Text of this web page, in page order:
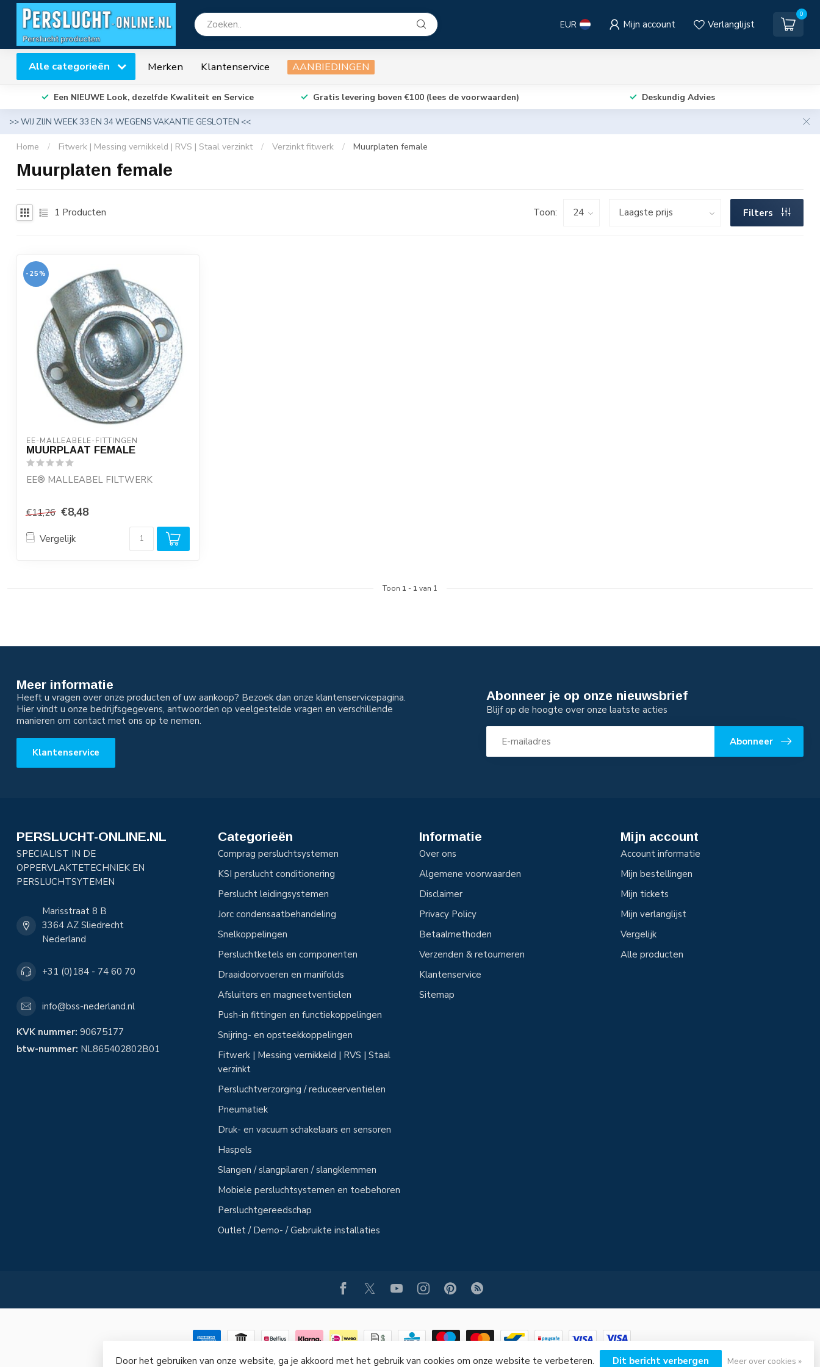
EUR Mijn account Verlanglijst
0
Alle categorieën Merken Klantenservice AANBIEDINGEN
Een NIEUWE Look, dezelfde Kwaliteit en Service Gratis levering boven €100 (lees de voorwaarden) Deskundig Advies
>> WIJ ZIJN WEEK 33 EN 34 WEGENS VAKANTIE GESLOTEN <<
Home / Fitwerk | Messing vernikkeld | RVS | Staal verzinkt / Verzinkt fitwerk / Muurplaten female
Muurplaten female
1 Producten Toon: Filters
-25%
EE-MALLEABELE-FITTINGEN
MUURPLAAT FEMALE
EE® MALLEABEL FILTWERK
onder ISO normering
€11,26 €8,48
Vergelijk
Toon 1 - 1 van 1
Meer informatie
Heeft u vragen over onze producten of uw aankoop? Bezoek dan onze klantenservicepagina.
Hier vindt u onze bedrijfsgegevens, antwoorden op veelgestelde vragen en verschillende
manieren om contact met ons op te nemen.
Klantenservice
Abonneer je op onze nieuwsbrief
Blijf op de hoogte over onze laatste acties
Abonneer
PERSLUCHT-ONLINE.NL
SPECIALIST IN DE
OPPERVLAKTETECHNIEK EN
PERSLUCHTSYTEMEN
Marisstraat 8 B
3364 AZ Sliedrecht
Nederland
+31 (0)184 - 74 60 70
info@bss-nederland.nl
KVK nummer: 90675177
btw-nummer: NL865402802B01
Categorieën
Comprag persluchtsystemen
KSI perslucht conditionering
Perslucht leidingsystemen
Jorc condensaatbehandeling
Snelkoppelingen
Persluchtketels en componenten
Draaidoorvoeren en manifolds
Afsluiters en magneetventielen
Push-in fittingen en functiekoppelingen
Snijring- en opsteekkoppelingen
Fitwerk | Messing vernikkeld | RVS | Staal
verzinkt
Persluchtverzorging / reduceerventielen
Pneumatiek
Druk- en vacuum schakelaars en sensoren
Haspels
Slangen / slangpilaren / slangklemmen
Mobiele persluchtsystemen en toebehoren
Persluchtgereedschap
Outlet / Demo- / Gebruikte installaties
Informatie
Over ons
Algemene voorwaarden
Disclaimer
Privacy Policy
Betaalmethoden
Verzenden & retourneren
Klantenservice
Sitemap
Mijn account
Account informatie
Mijn bestellingen
Mijn tickets
Mijn verlanglijst
Vergelijk
Alle producten
© Copyright 2026 PERSLUCHT-ONLINE.NL
Door het gebruiken van onze website, ga je akkoord met het gebruik van cookies om onze website te verbeteren. Dit bericht verbergen Meer over cookies »